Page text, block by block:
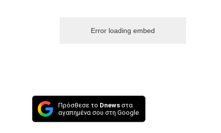
Error loading embed
Πρόσθεσε το Dnews στα
αγαπημένα σου στη Google